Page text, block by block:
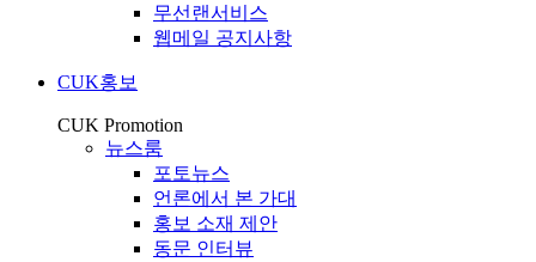
무선랜서비스
웹메일 공지사항
CUK홍보
CUK Promotion
뉴스룸
포토뉴스
언론에서 본 가대
홍보 소재 제안
동문 인터뷰